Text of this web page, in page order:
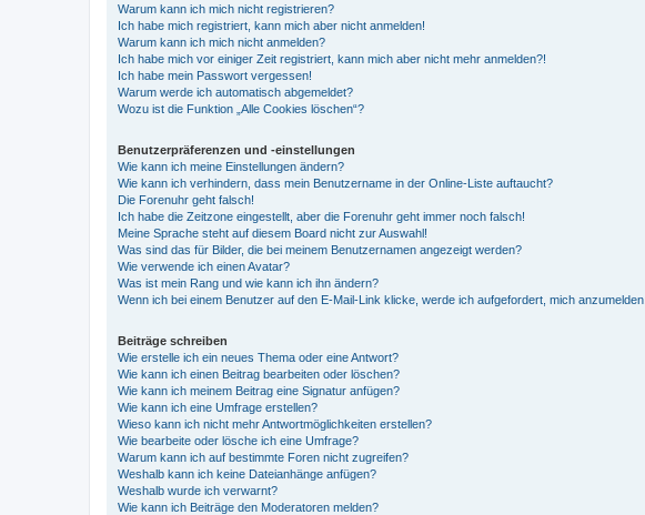
Warum kann ich mich nicht registrieren?
Ich habe mich registriert, kann mich aber nicht anmelden!
Warum kann ich mich nicht anmelden?
Ich habe mich vor einiger Zeit registriert, kann mich aber nicht mehr anmelden?!
Ich habe mein Passwort vergessen!
Warum werde ich automatisch abgemeldet?
Wozu ist die Funktion „Alle Cookies löschen“?
Benutzerpräferenzen und -einstellungen
Wie kann ich meine Einstellungen ändern?
Wie kann ich verhindern, dass mein Benutzername in der Online-Liste auftaucht?
Die Forenuhr geht falsch!
Ich habe die Zeitzone eingestellt, aber die Forenuhr geht immer noch falsch!
Meine Sprache steht auf diesem Board nicht zur Auswahl!
Was sind das für Bilder, die bei meinem Benutzernamen angezeigt werden?
Wie verwende ich einen Avatar?
Was ist mein Rang und wie kann ich ihn ändern?
Wenn ich bei einem Benutzer auf den E-Mail-Link klicke, werde ich aufgefordert, mich anzumelden.
Beiträge schreiben
Wie erstelle ich ein neues Thema oder eine Antwort?
Wie kann ich einen Beitrag bearbeiten oder löschen?
Wie kann ich meinem Beitrag eine Signatur anfügen?
Wie kann ich eine Umfrage erstellen?
Wieso kann ich nicht mehr Antwortmöglichkeiten erstellen?
Wie bearbeite oder lösche ich eine Umfrage?
Warum kann ich auf bestimmte Foren nicht zugreifen?
Weshalb kann ich keine Dateianhänge anfügen?
Weshalb wurde ich verwarnt?
Wie kann ich Beiträge den Moderatoren melden?